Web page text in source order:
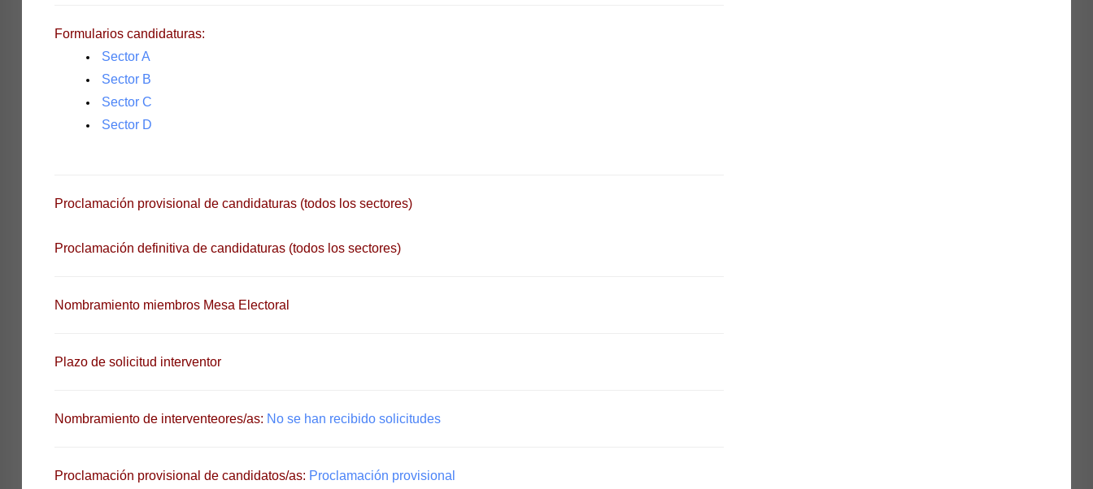
Formularios candidaturas:
Sector A
Sector B
Sector C
Sector D
Proclamación provisional de candidaturas (todos los sectores)
Proclamación definitiva de candidaturas (todos los sectores)
Nombramiento miembros Mesa Electoral
Plazo de solicitud interventor
Nombramiento de interventeores/as: No se han recibido solicitudes
Proclamación provisional de candidatos/as: Proclamación provisional